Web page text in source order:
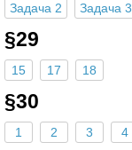
Задача 2 Задача 3
§29
15 17 18
§30
1 2 3 4